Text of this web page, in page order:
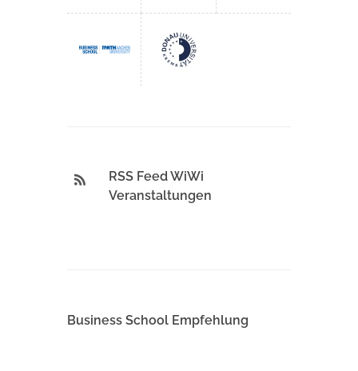
RSS Feed WiWi
Veranstaltungen
Business School Empfehlung